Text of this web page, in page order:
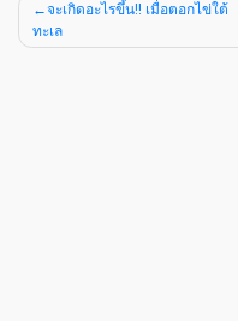
จะเกิดอะไรขึ้น!! เมื่อตอกไข่ใต้
ทะเล